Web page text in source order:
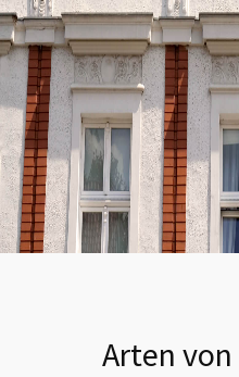
Arten von